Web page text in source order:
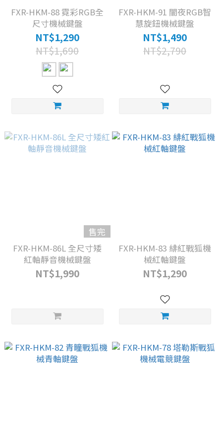
FXR-HKM-88 霓彩RGB全
尺寸機械鍵盤
NT$1,290
NT$1,690
FXR-HKM-91 闇夜RGB智
慧旋鈕機械鍵盤
NT$1,490
NT$2,790
售完
FXR-HKM-86L 全尺寸矮
紅軸靜音機械鍵盤
NT$1,990
FXR-HKM-83 緋紅戰狐機
械紅軸鍵盤
NT$1,290